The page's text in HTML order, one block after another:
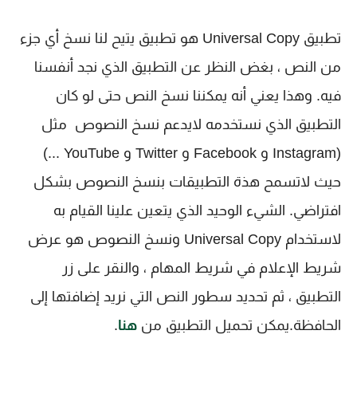
تطبيق Universal Copy هو تطبيق يتيح لنا نسخ أي جزء
من النص ، بغض النظر عن التطبيق الذي نجد أنفسنا
فيه. وهذا يعني أنه يمكننا نسخ النص حتى لو كان
التطبيق الذي نستخدمه لايدعم نسخ النصوص مثل
(Instagram و Facebook و Twitter و YouTube ...)
حيث لاتسمح هذة التطبيقات بنسخ النصوص بشكل
افتراضي. الشيء الوحيد الذي يتعين علينا القيام به
لاستخدام Universal Copy ونسخ النصوص هو عرض
شريط الإعلام في شريط المهام ، والنقر على زر
التطبيق ، ثم تحديد سطور النص التي نريد إضافتها إلى
الحافظة.يمكن تحميل التطبيق من هنا.